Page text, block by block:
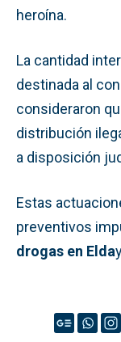
heroína.
La cantidad
destinada al
consideraron
distribución
a disposición
Estas
preventivos
drogas en Elda